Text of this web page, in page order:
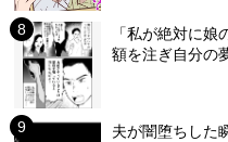
「私が絶対に
額を注ぎ自分の
夫が闇堕ちした